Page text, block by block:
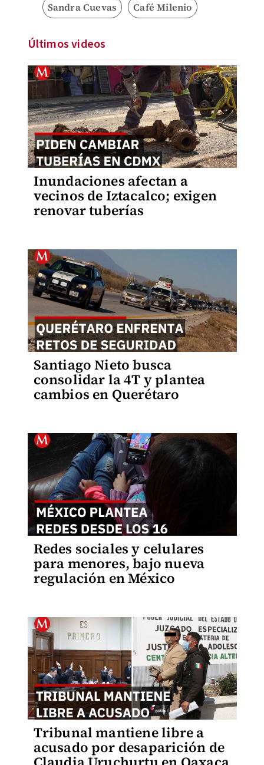
Sandra Cuevas Café Milenio
Últimos videos
Inundaciones afectan a
vecinos de Iztacalco; exigen
renovar tuberías
Santiago Nieto busca
consolidar la 4T y plantea
cambios en Querétaro
Redes sociales y celulares
para menores, bajo nueva
regulación en México
Tribunal mantiene libre a
acusado por desaparición de